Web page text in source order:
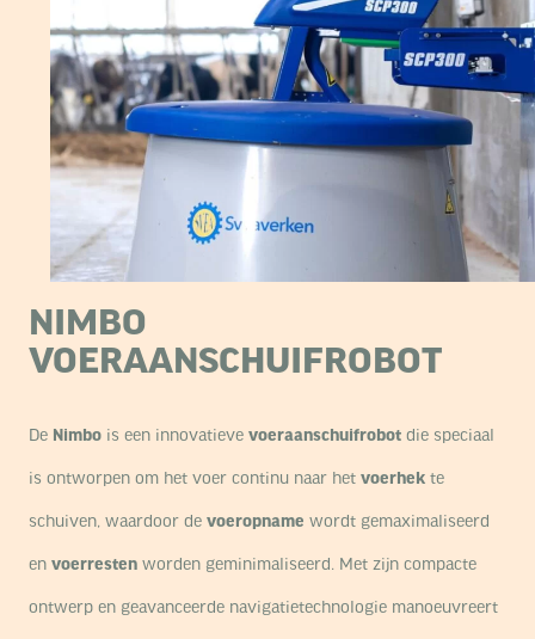
NIMBO
VOERAANSCHUIFROBOT
De Nimbo is een innovatieve voeraanschuifrobot die speciaal
is ontworpen om het voer continu naar het voerhek te
schuiven, waardoor de voeropname wordt gemaximaliseerd
en voerresten worden geminimaliseerd. Met zijn compacte
ontwerp en geavanceerde navigatietechnologie manoeuvreert